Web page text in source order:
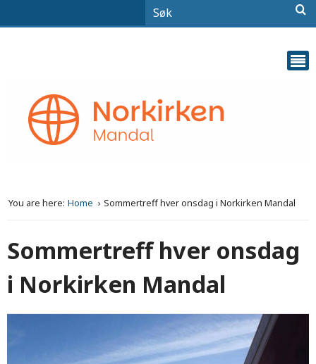
You are here: Home Sommertreff hver onsdag i Norkirken Mandal
Sommertreff hver onsdag
i Norkirken Mandal